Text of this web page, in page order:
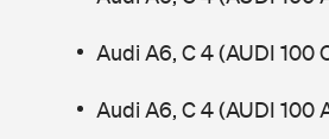
Audi A6, C 4 (AUDI 100
Audi A6, C 4 (AUDI 100